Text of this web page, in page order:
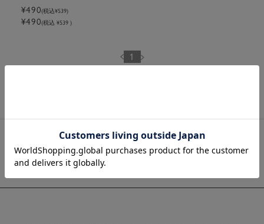
¥490(税込¥539)
¥490(税込 ¥539 )
1